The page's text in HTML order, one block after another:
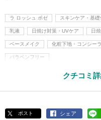
ラ ロッシュ ポゼ スキンケア・基
乳液 日焼け対策・UVケア 日
ベースメイク 化粧下地・コンシー
パラベンフリー
クチコミ
ポスト シェア